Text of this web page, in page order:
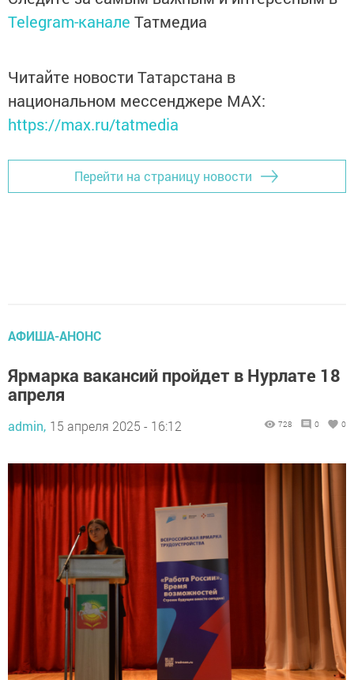
Telegram-канале Татмедиа
Читайте новости Татарстана в
национальном мессенджере MАХ:
https://max.ru/tatmedia
Перейти на страницу новости
АФИША-АНОНС
Ярмарка вакансий пройдет в Нурлате 18
апреля
admin, 15 апреля 2025 - 16:12 728 0 0